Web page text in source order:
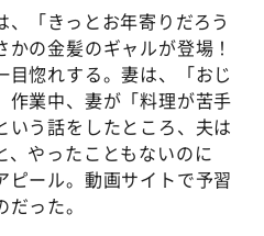
「きっとお年寄りだろう
の金髪のギャルが登場！
惚れする。妻は、「おじ
作業中、妻が「料理が苦手
う話をしたところ、夫は
、やったこともないのに
ピール。動画サイトで予習
った。